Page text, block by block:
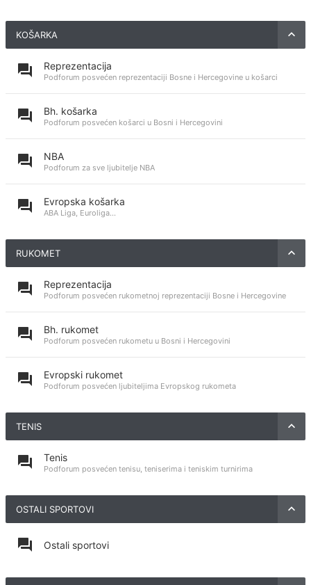
KOŠARKA
Reprezentacija
Podforum posvećen reprezentaciji Bosne i Hercegovine u košarci
Bh. košarka
Podforum posvećen košarci u Bosni i Hercegovini
NBA
Podforum za sve ljubitelje NBA
Evropska košarka
ABA Liga, Euroliga...
RUKOMET
Reprezentacija
Podforum posvećen rukometnoj reprezentaciji Bosne i Hercegovine
Bh. rukomet
Podforum posvećen rukometu u Bosni i Hercegovini
Evropski rukomet
Podforum posvećen ljubiteljima Evropskog rukometa
TENIS
Tenis
Podforum posvećen tenisu, teniserima i teniskim turnirima
OSTALI SPORTOVI
Ostali sportovi